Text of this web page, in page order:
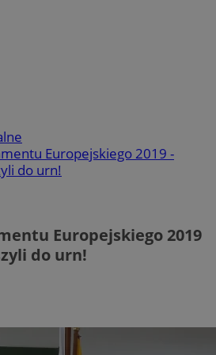
Europejskiego 2019 -
do urn!
Europejskiego 2019
do urn!